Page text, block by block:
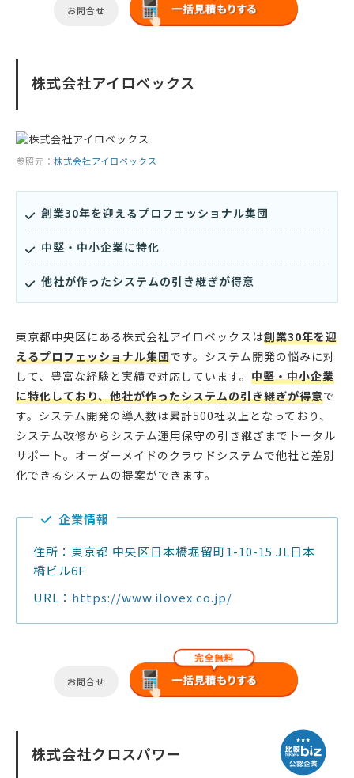
お問合せ
株式会社アイロベックス
参照元： 株式会社アイロベックス
創業30年を迎えるプロフェッショナル集団
中堅・中小企業に特化
他社が作ったシステムの引き継ぎが得意
東京都中央区にある株式会社アイロベックスは創業30年を迎
えるプロフェッショナル集団です。システム開発の悩みに対
して、豊富な経験と実績で対応しています。 中堅・中小企業
に特化しており、他社が作ったシステムの引き継ぎが得意で
す。システム開発の導入数は累計500社以上となっており、
システム改修からシステム運用保守の引き継ぎまでトータル
サポート。オーダーメイドのクラウドシステムで他社と差別
化できるシステムの提案ができます。
企業情報
住所：東京都 中央区日本橋堀留町1-10-15 JL日本
橋ビル6F
URL： https://www.ilovex.co.jp/
お問合せ
株式会社クロスパワー